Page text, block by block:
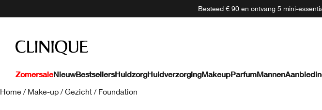
Besteed € 90 en ontvang 5 mini-
ZomersaleNieuwBestsellersHuidzorgHuidverzorgingMakeupParfumMannen
Home / Make-up / Gezicht / Foundation